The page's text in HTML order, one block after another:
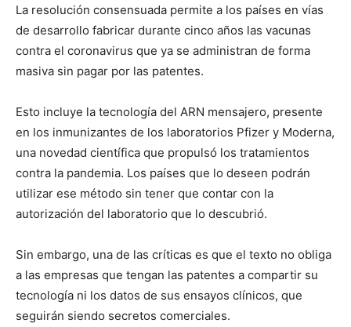
La resolución consensuada permite a los países en vías
de desarrollo fabricar durante cinco años las vacunas
contra el coronavirus que ya se administran de forma
masiva sin pagar por las patentes.
Esto incluye la tecnología del ARN mensajero, presente
en los inmunizantes de los laboratorios Pfizer y Moderna,
una novedad científica que propulsó los tratamientos
contra la pandemia. Los países que lo deseen podrán
utilizar ese método sin tener que contar con la
autorización del laboratorio que lo descubrió.
Sin embargo, una de las críticas es que el texto no obliga
a las empresas que tengan las patentes a compartir su
tecnología ni los datos de sus ensayos clínicos, que
seguirán siendo secretos comerciales.